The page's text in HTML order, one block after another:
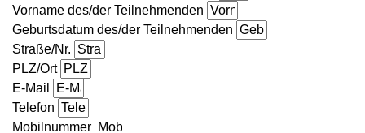
Vorname des/der Teilnehmenden
Geburtsdatum des/der Teilnehmenden
Straße/Nr.
PLZ/Ort
E-Mail
Telefon
Mobilnummer